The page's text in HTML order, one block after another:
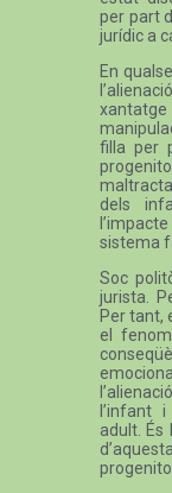
per part
jurídic a
En
filla per
dels
sistema
Soc
jurista.
Per tant,
el
l’infant
adult. És